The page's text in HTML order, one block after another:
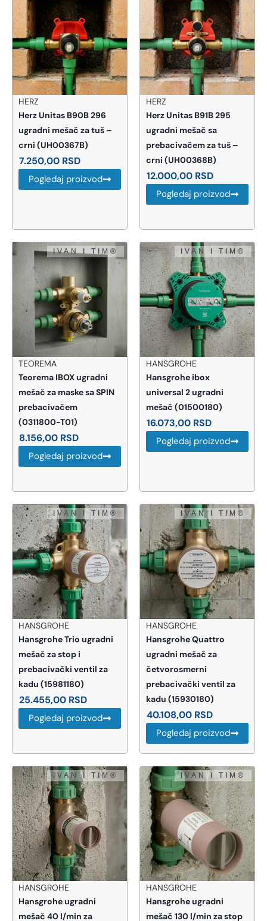
HERZ
Herz Unitas B90B 296
ugradni mešač za tuš –
crni (UH00367B)
7.250,00 RSD
Pogledaj proizvod
HERZ
Herz Unitas B91B 295
ugradni mešač sa
prebacivačem za tuš –
crni (UH00368B)
12.000,00 RSD
Pogledaj proizvod
TEOREMA
Teorema IBOX ugradni
mešač za maske sa SPIN
prebacivačem
(0311800-T01)
8.156,00 RSD
Pogledaj proizvod
HANSGROHE
Hansgrohe ibox
universal 2 ugradni
mešač (01500180)
16.073,00 RSD
Pogledaj proizvod
HANSGROHE
Hansgrohe Trio ugradni
mešač za stop i
prebacivački ventil za
kadu (15981180)
25.455,00 RSD
Pogledaj proizvod
HANSGROHE
Hansgrohe Quattro
ugradni mešač za
četvorosmerni
prebacivački ventil za
kadu (15930180)
40.108,00 RSD
Pogledaj proizvod
HANSGROHE
Hansgrohe ugradni
mešač 40 l/min za
HANSGROHE
Hansgrohe ugradni
mešač 130 l/min za stop